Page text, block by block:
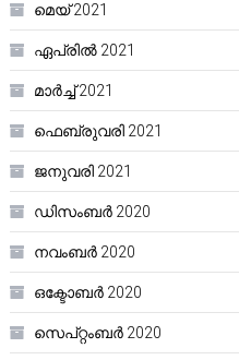
മെയ്‌ 2021
ഏപ്രിൽ 2021
മാർച്ച്‌ 2021
ഫെബ്രുവരി 2021
ജനുവരി 2021
ഡിസംബർ 2020
നവംബർ 2020
ഒക്ടോബർ 2020
സെപ്റ്റംബർ 2020